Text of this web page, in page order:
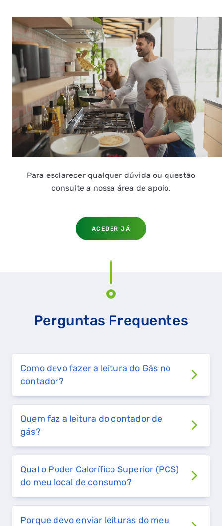
Para esclarecer qualquer dúvida ou questão
consulte a nossa área de apoio.
ACEDER JÁ
Perguntas Frequentes
Como devo fazer a leitura do Gás no
contador?
Quem faz a leitura do contador de
gás?
Qual o Poder Calorífico Superior (PCS)
do meu local de consumo?
Porque devo enviar leituras do meu
SIMULADOR DE POUPANÇA
FALHA DE GÁS